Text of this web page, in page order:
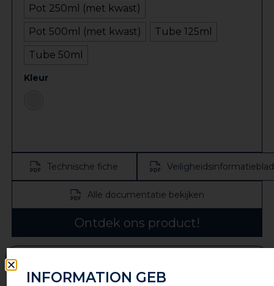
Pot 250ml (met kwast)
Pot 500ml (met kwast)
Tube 125ml
Tube 50ml
Kleur
Technische fiche Veiligheidsinformatieblad
Alle documentatie bekijken
Ontdek ons product!
INFORMATION GEB